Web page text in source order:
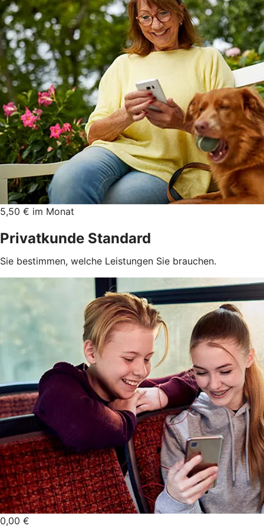
5,50 € im Monat
Privatkunde Standard
Sie bestimmen, welche Leistungen Sie brauchen.
0,00 €